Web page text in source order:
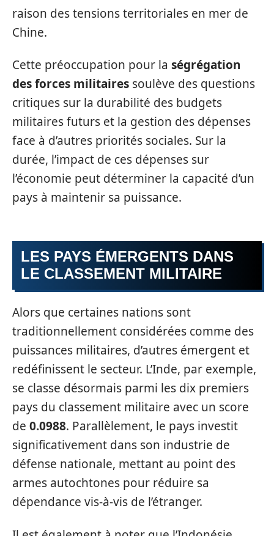
raison des tensions territoriales en mer de
Chine.
Cette préoccupation pour la ségrégation
des forces militaires soulève des questions
critiques sur la durabilité des budgets
militaires futurs et la gestion des dépenses
face à d’autres priorités sociales. Sur la
durée, l’impact de ces dépenses sur
l’économie peut déterminer la capacité d’un
pays à maintenir sa puissance.
LES PAYS ÉMERGENTS DANS
LE CLASSEMENT MILITAIRE
Alors que certaines nations sont
traditionnellement considérées comme des
puissances militaires, d’autres émergent et
redéfinissent le secteur. L’Inde, par exemple,
se classe désormais parmi les dix premiers
pays du classement militaire avec un score
de 0.0988. Parallèlement, le pays investit
significativement dans son industrie de
défense nationale, mettant au point des
armes autochtones pour réduire sa
dépendance vis-à-vis de l’étranger.